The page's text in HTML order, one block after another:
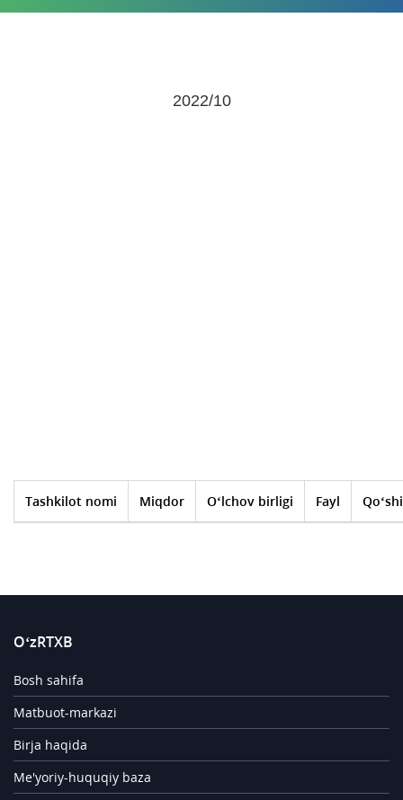
2022/10
Tashkilot nomi Miqdor O‘lchov birligi Fayl
O‘zRTXB
Bosh sahifa
Matbuot-markazi
Birja haqida
Me'yoriy-huquqiy baza